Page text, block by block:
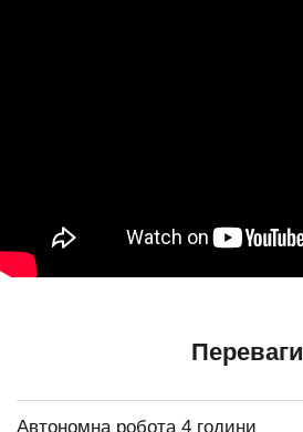
Переваги
Автономна робота 4 години